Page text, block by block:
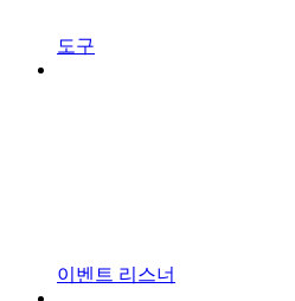
도구
이벤트 리스너